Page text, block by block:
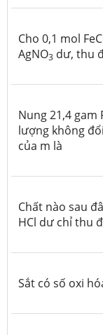
Cho 0,1 mol
AgNO3 dư, thu
Nung 21,4 gam
lượng không
của m là
Chất nào sau
HCl dư chỉ thu
Sắt có số oxi